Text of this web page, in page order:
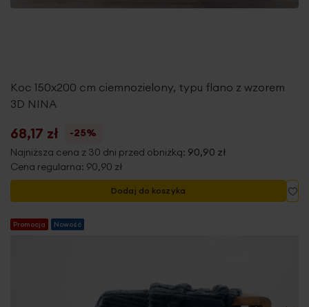
Koc 150x200 cm ciemnozielony, typu flano z wzorem
3D NINA
68,17 zł
-25%
Najniższa cena z 30 dni przed obniżką: 90,90 zł
Cena regularna: 90,90 zł
Dodaj do koszyka
Promocja Nowość